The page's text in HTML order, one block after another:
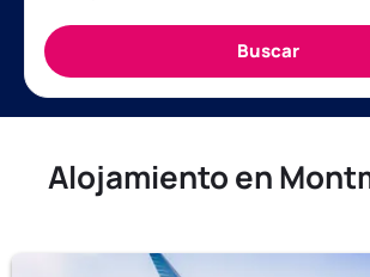
Alojamiento en